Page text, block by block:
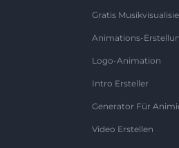
Gratis
Animations-
Logo-Animation
Intro Ersteller
Generator Für
Video Erstellen